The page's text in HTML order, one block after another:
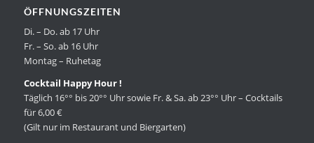
ÖFFNUNGSZEITEN
Di. – Do. ab 17 Uhr
Fr. – So. ab 16 Uhr
Montag – Ruhetag
Cocktail Happy Hour !
Täglich 16°° bis 20°° Uhr sowie Fr. & Sa. ab 23°° Uhr – Cocktails
für 6,00 €
(Gilt nur im Restaurant und Biergarten)